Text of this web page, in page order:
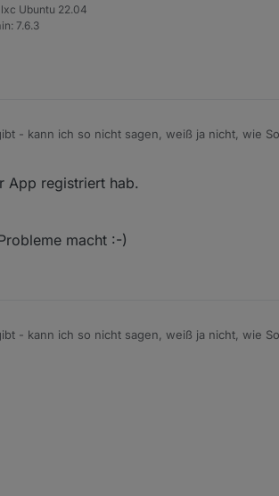
Ubuntu 22.04
7.6.3
- kann ich so nicht sagen, weiß ja nicht, wie
Seriennumer(n) kennt Solarman ja schon
App registriert hab.
macht :-)
- kann ich so nicht sagen, weiß ja nicht, wie
Seriennumer(n) kennt Solarman ja schon